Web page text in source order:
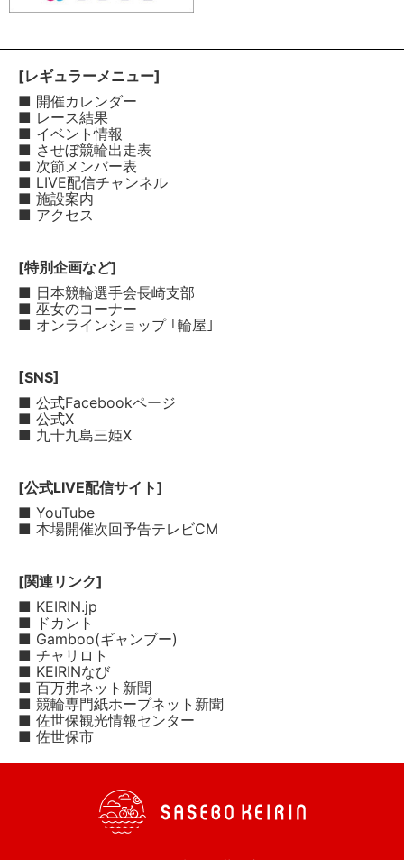
[レギュラーメニュー]
■ 開催カレンダー
■ レース結果
■ イベント情報
■ させぼ競輪出走表
■ 次節メンバー表
■ LIVE配信チャンネル
■ 施設案内
■ アクセス
[特別企画など]
■ 日本競輪選手会長崎支部
■ 巫女のコーナー
■ オンラインショップ ｢輪屋｣
[SNS]
■ 公式Facebookページ
■ 公式X
■ 九十九島三姫X
[公式LIVE配信サイト]
■ YouTube
■ 本場開催次回予告テレビCM
[関連リンク]
■ KEIRIN.jp
■ ドカント
■ Gamboo(ギャンブー)
■ チャリロト
■ KEIRINなび
■ 百万弗ネット新聞
■ 競輪専門紙ホープネット新聞
■ 佐世保観光情報センター
■ 佐世保市